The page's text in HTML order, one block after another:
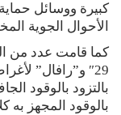
كبيرة ووسائل
الأحوال الجوية
كما قامت عدد من
29″ و”رافال”
بالتزود بالوقود
بالوقود المجهز به كلا